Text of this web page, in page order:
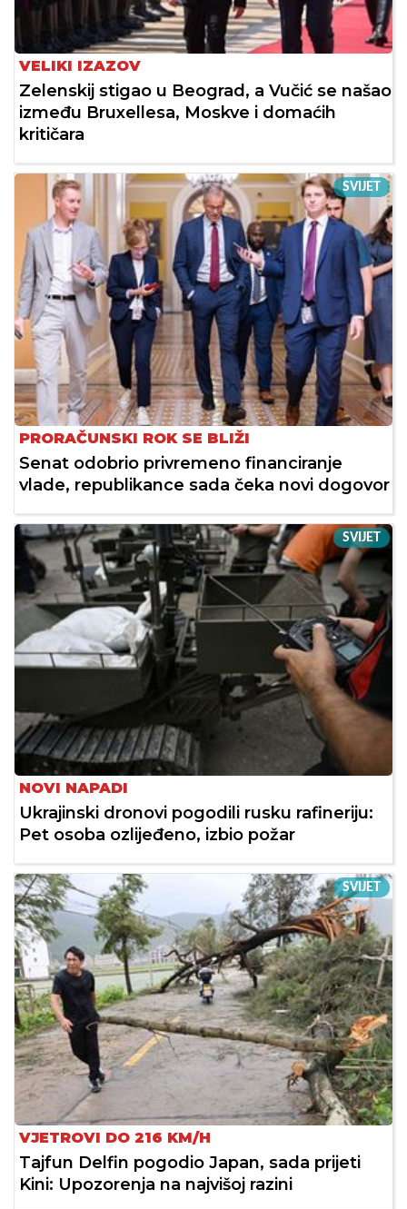
VELIKI IZAZOV
Zelenskij stigao u Beograd, a Vučić se našao
između Bruxellesa, Moskve i domaćih
kritičara
SVIJET
PRORAČUNSKI ROK SE BLIŽI
Senat odobrio privremeno financiranje
vlade, republikance sada čeka novi dogovor
SVIJET
NOVI NAPADI
Ukrajinski dronovi pogodili rusku rafineriju:
Pet osoba ozlijeđeno, izbio požar
SVIJET
VJETROVI DO 216 KM/H
Tajfun Delfin pogodio Japan, sada prijeti
Kini: Upozorenja na najvišoj razini